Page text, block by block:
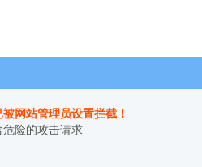
网站管理员设置拦截！
险的攻击请求